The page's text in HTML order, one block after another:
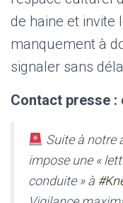
de haine et invite
manquement à
signaler sans
Contact presse
Suite à notre
impose une «
conduite » à